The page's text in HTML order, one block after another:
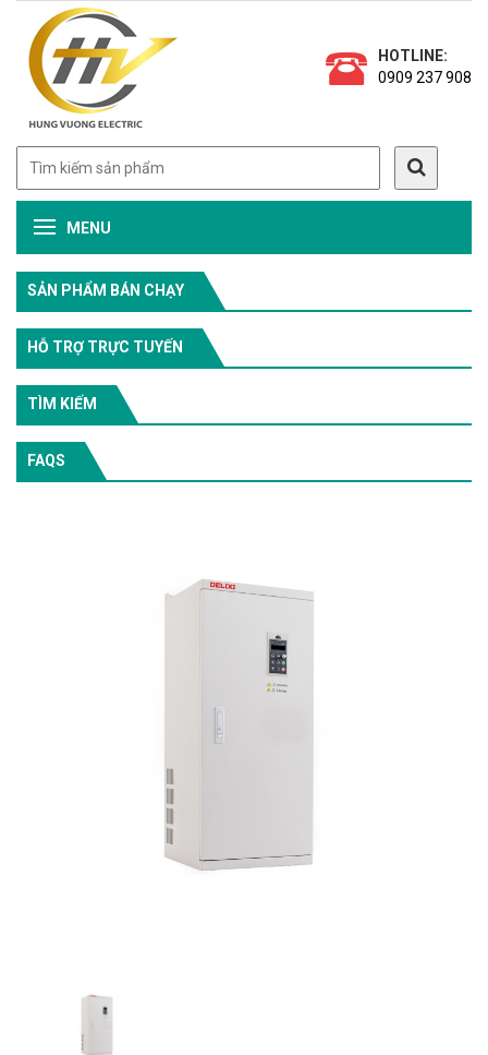
HOTLINE:
0909 237 908
MENU
SẢN PHẨM BÁN CHẠY
HỖ TRỢ TRỰC TUYẾN
TÌM KIẾM
FAQS